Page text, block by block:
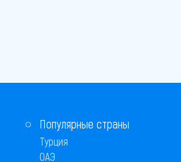
Популярные страны
Турция
ОАЭ